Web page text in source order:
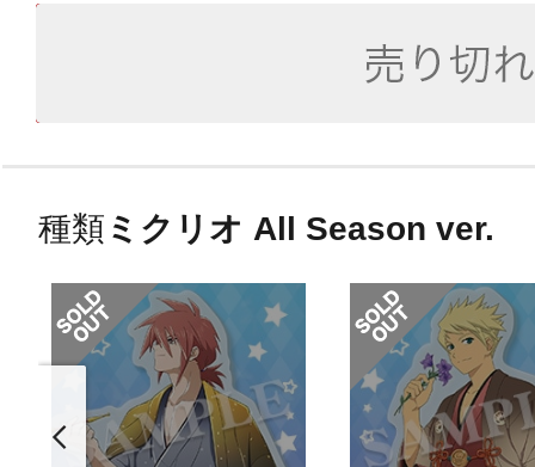
種類 ミクリオ All Season ver.